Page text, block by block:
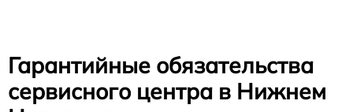
Гарантийные обязательства
сервисного центра в Нижнем